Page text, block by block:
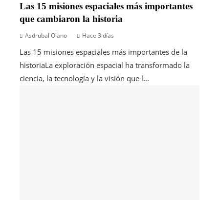
Las 15 misiones espaciales más importantes
que cambiaron la historia
Asdrubal Olano Hace 3 días
Las 15 misiones espaciales más importantes de la
historiaLa exploración espacial ha transformado la
ciencia, la tecnología y la visión que l...